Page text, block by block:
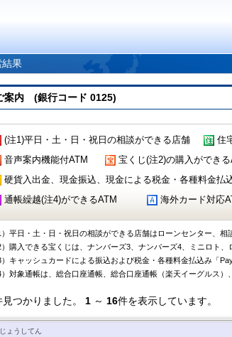
果
案内 (銀行コード 0125)
(注1)平日・土・日・祝日の相談ができる店舗 住
音声案内機能付ATM
宝くじ(注2)の購入ができる
硬貨入出金、現金振込、現金による税金・各種料金払
通帳繰越(注4)ができるATM
海外カード対応
）平日・土・日・祝日の相談ができる店舗はローンセンター、相
）購入できる宝くじは、ナンバーズ3、ナンバーズ4、ミニロト、
）キャッシュカードによる振込および税金・各種料金払込み「
）対象通帳は、総合口座通帳、総合口座通帳（楽天イーグルス
見つかりました。 1～ 16件を表示しています。
ょうしてん